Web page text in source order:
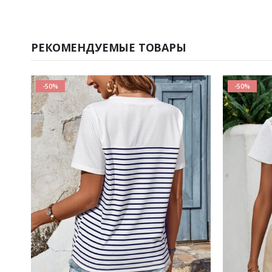
РЕКОМЕНДУЕМЫЕ ТОВАРЫ
-50% -50%